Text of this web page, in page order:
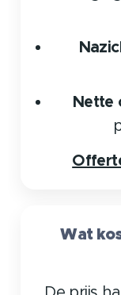
Nette
Wat